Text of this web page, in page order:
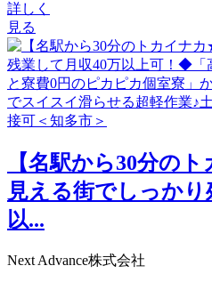
詳しく
見る
【名駅から30分の
見える街でしっかり
以...
Next Advance株式会社